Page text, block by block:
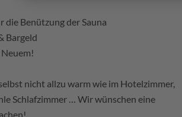
Benützung der Sauna
Bargeld
Neuem!
nicht allzu warm wie im Hotelzimmer,
Schlafzimmer … Wir wünschen eine